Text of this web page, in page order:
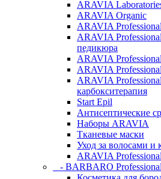
ARAVIA
ARAVIA Organic
ARAVIA
ARAVIA
педикюра
ARAVIA
ARAVIA
ARAVIA
карбокситерапия
Start Epil
Антисептические
Наборы ARAVIA
Тканевые маски
Уход за волосами и
ARAVIA
- BARBARO